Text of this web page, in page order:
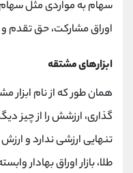
سهام به مواردی مثل سهام
اوراق مشارکت، حق تقدم
ابزارهای مشتقه
همان طور که از نام
گذاری، ارزشش را از چیز
تنهایی ارزشی ندارد و
طلا، بازار اوراق بهادار